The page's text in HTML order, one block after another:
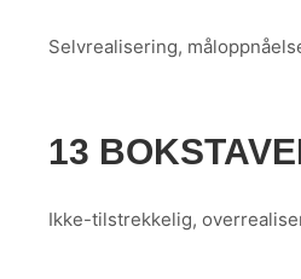
Selvrealisering,
13
Ikke-tilstrekkelig,